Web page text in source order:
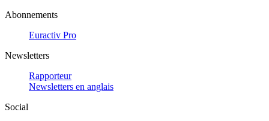
Abonnements
Euractiv Pro
Newsletters
Rapporteur
Newsletters en anglais
Social